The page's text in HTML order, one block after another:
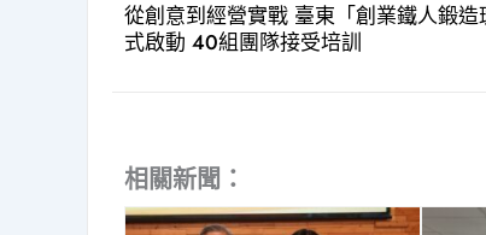
從創意到經營實戰 臺東「創業鐵人鍛造
式啟動 40組團隊接受培訓
相關新聞：